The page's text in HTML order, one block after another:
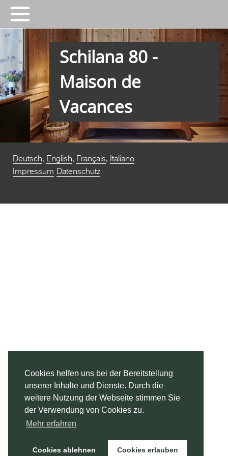
Cookies helfen uns bei der Bereitstellung
unserer Inhalte und Dienste. Durch die
weitere Nutzung der Webseite stimmen Sie
der Verwendung von Cookies zu.
Mehr erfahren
Cookies ablehnen Cookies erlauben
Schilana 80 -
Maison de
Vacances
Deutsch, English, Français, Italiano
Impressum Datenschutz